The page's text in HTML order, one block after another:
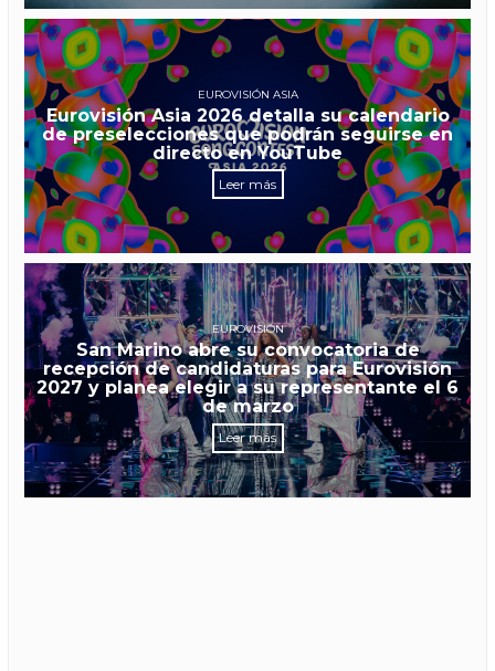
EUROVISIÓN ASIA
Eurovisión Asia 2026 detalla su calendario
de preselecciones que podrán seguirse en
directo en YouTube
Leer más
EUROVISIÓN
San Marino abre su convocatoria de
recepción de candidaturas para Eurovisión
2027 y planea elegir a su representante el 6
de marzo
Leer más